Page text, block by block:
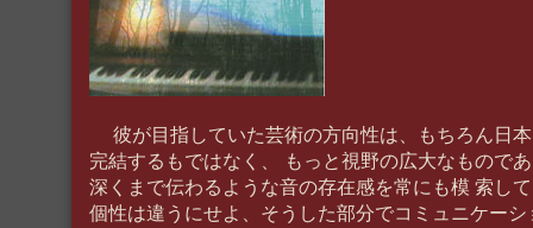
彼が目指していた芸術の方向性は、もちろん日
完結するもではなく、 もっと視野の広大なもので
深くまで伝わるような音の存在感を常にも模 索し
個性は違うにせよ、そうした部分でコミュニケー